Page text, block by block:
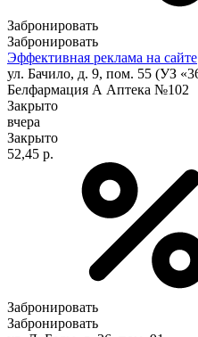
Забронировать
Забронировать
Эффективная реклама на сайте
ул. Бачило, д. 9, пом. 55 (УЗ
Белфармация А Аптека №102
Закрыто
вчера
Закрыто
52,45 р.
Забронировать
Забронировать